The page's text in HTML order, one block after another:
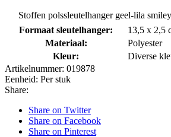
Stoffen polssleutelhanger geel-lila
Formaat sleutelhanger:
13,5 x 2,5
Materiaal:
Polyester
Kleur:
Diverse
Artikelnummer: 019878
Eenheid: Per stuk
Share:
Share on Twitter
Share on Facebook
Share on Pinterest